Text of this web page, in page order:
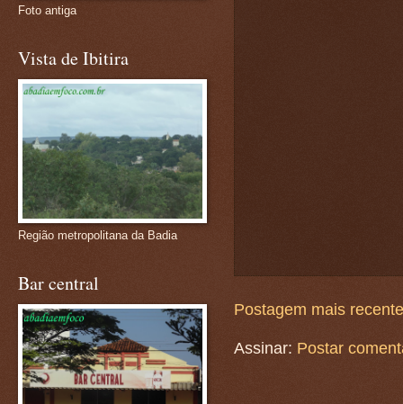
Postagem mais recente
Assinar: Postar
Foto antiga
Vista de Ibitira
Região metropolitana da Badia
Bar central